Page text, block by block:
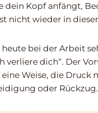
dein Kopf anfängt,
nicht wieder in
bei der Arbeit
verliere dich“. Der
Weise, die
oder Rückzug.